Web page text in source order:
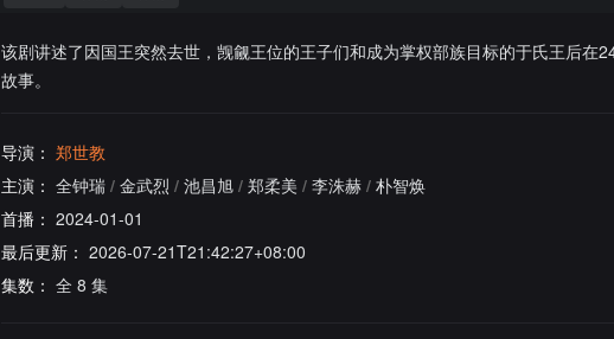
该剧讲述了因国王突然去世，觊觎王位的王子们和成为掌权部族目标的于氏王后在
故事。
导演： 郑世教
主演： 全钟瑞 / 金武烈 / 池昌旭 / 郑柔美 / 李洙赫 / 朴智焕
首播： 2024-01-01
最后更新： 2026-07-21T21:42:27+08:00
集数： 全 8 集